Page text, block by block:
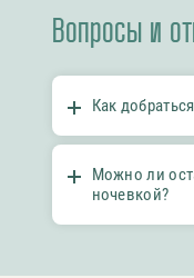
Вопросы и
Как
Можно ли
ночевкой?